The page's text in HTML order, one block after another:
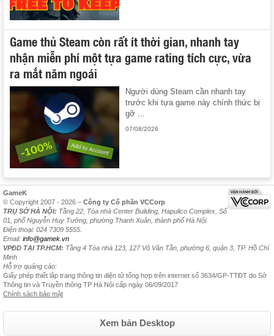
Game thủ Steam còn rất ít thời gian, nhanh tay
nhận miễn phí một tựa game rating tích cực, vừa
ra mắt năm ngoái
Người dùng Steam cần nhanh tay
trước khi tựa game này chính thức bị
gỡ ...
07/08/2026
GameK
© Copyright 2007 - 2026 – Công ty Cổ phần VCCorp
TRỤ SỞ HÀ NỘI: Tầng 22, Tòa nhà Center Building, Hapulico Complex, Số
01, phố Nguyễn Huy Tưởng, phường Thanh Xuân, thành phố Hà Nội.
Điện thoại: 024 7309 5555.
Email: info@gamek.vn
VPĐD TẠI TP.HCM: Tầng 4 Tòa nhà 123, 127 Võ Văn Tần, phường 6, quận 3, TP. Hồ Chí
Minh
Hỗ trợ quảng cáo:
Giấy phép thiết lập trang thông tin điện tử tổng hợp trên internet số 3634/GP-TTĐT do Sở
Thông tin và Truyền thông TP Hà Nội cấp ngày 06/09/2017
Chính sách bảo mật
Xem bản Desktop